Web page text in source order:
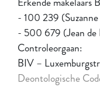
- 100 239
- 500 679 (Jean de
Controleorgaan:
BIV –
Deontologische